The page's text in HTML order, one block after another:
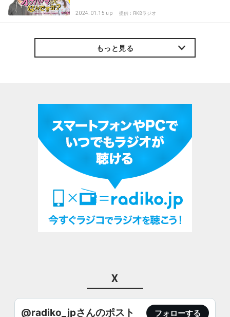
2024.01.15 up 提供：RKBラジオ
もっと見る
X
@radiko_jpさんのポスト フォローする